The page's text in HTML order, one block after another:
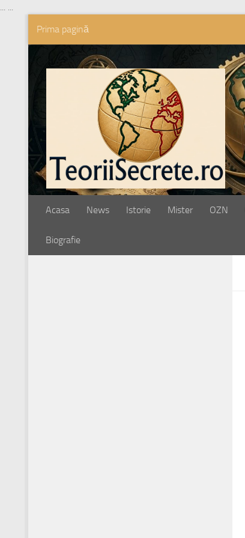
... ...
Skip to content
Prima pagină
Acasa News Istorie Mister OZN
Biografie